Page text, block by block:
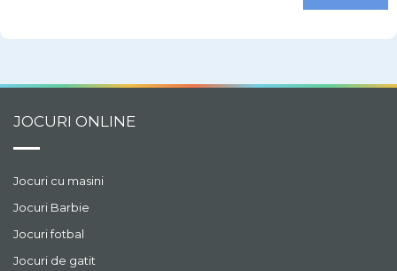
JOCURI ONLINE
Jocuri cu masini
Jocuri Barbie
Jocuri fotbal
Jocuri de gatit